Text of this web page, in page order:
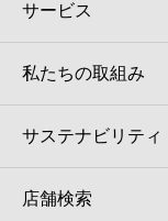
サービス
私たちの取組み
サステナビリティ
店舗検索